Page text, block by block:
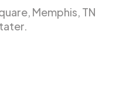
Memphis, TN